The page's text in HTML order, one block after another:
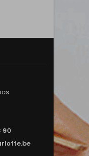
90